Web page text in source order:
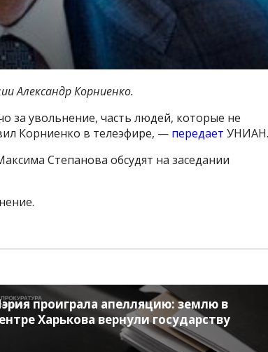
Александр Корниенко.
за увольнение, часть людей, которые не
Корниенко в телеэфире, — передает УНИАН.
Степанова обсудят на заседании
проиграла апелляцию: землю в
Харькова вернули государству